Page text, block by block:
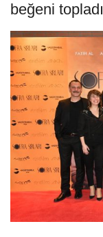
beğeni